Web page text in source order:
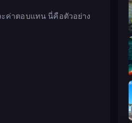
ค่าตอบแทน นี่คือตัวอย่าง